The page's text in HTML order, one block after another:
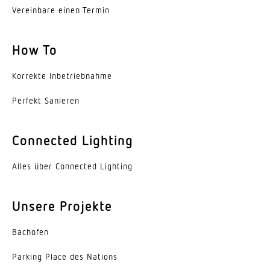
Farbtemperatur
Farbabweichung LED
Ja, STEINEL LED-System
LED nicht austauschbar
LED Kühlsystem
Passive Thermo Control
Mit Bewegungsmelder
Vereinbare einen Termin
How To
Korrekte Inbe­trieb­nahme
Perfekt Sanieren
Connected Lighting
Alles über Connected Lighting
Unsere Projekte
Bachofen
Parking Place des Nations